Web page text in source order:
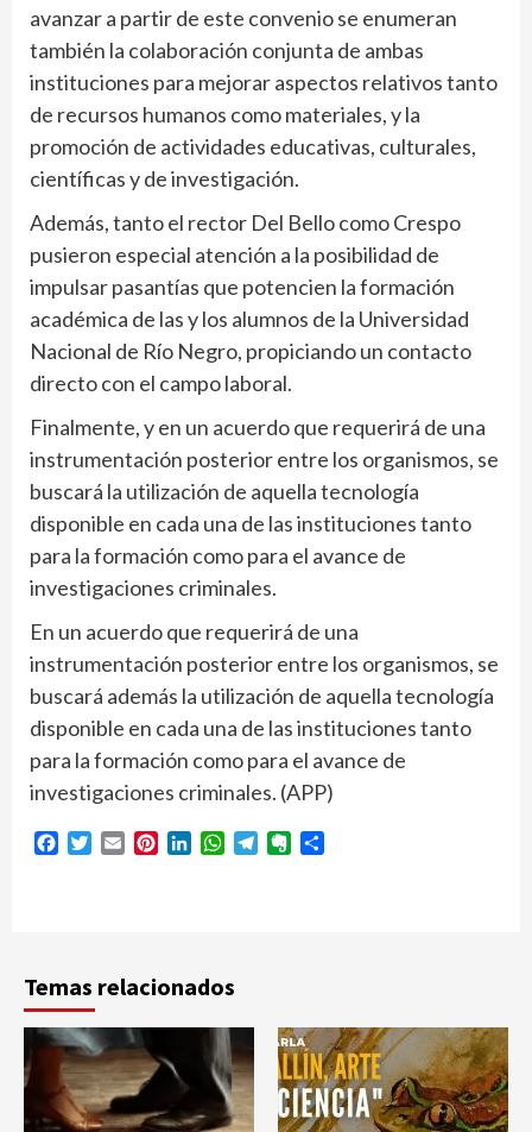
avanzar a partir de este convenio se enumeran
también la colaboración conjunta de ambas
instituciones para mejorar aspectos relativos tanto
de recursos humanos como materiales, y la
promoción de actividades educativas, culturales,
científicas y de investigación.
Además, tanto el rector Del Bello como Crespo
pusieron especial atención a la posibilidad de
impulsar pasantías que potencien la formación
académica de las y los alumnos de la Universidad
Nacional de Río Negro, propiciando un contacto
directo con el campo laboral.
Finalmente, y en un acuerdo que requerirá de una
instrumentación posterior entre los organismos, se
buscará la utilización de aquella tecnología
disponible en cada una de las instituciones tanto
para la formación como para el avance de
investigaciones criminales.
En un acuerdo que requerirá de una
instrumentación posterior entre los organismos, se
buscará además la utilización de aquella tecnología
disponible en cada una de las instituciones tanto
para la formación como para el avance de
investigaciones criminales. (APP)
Facebook
Twitter
Email PinterestLinkedInWhatsApp
TelegramEvernote
Temas relacionados